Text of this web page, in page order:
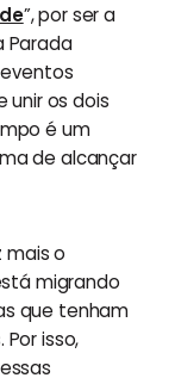
”, por ser a
Parada
eventos
unir os dois
é um
de alcançar
mais o
migrando
que tenham
isso,